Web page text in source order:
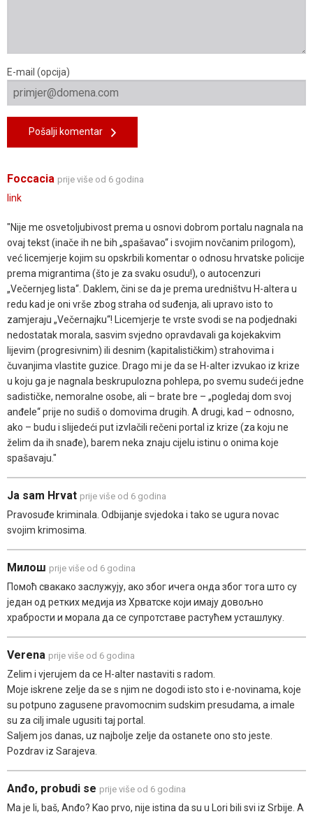
E-mail (opcija)
Pošalji komentar
Foccacia prije više od 6 godina
link
"Nije me osvetoljubivost prema u osnovi dobrom portalu nagnala na
ovaj tekst (inače ih ne bih „spašavao“ i svojim novčanim prilogom),
već licemjerje kojim su opskrbili komentar o odnosu hrvatske policije
prema migrantima (što je za svaku osudu!), o autocenzuri
„Večernjeg lista“. Daklem, čini se da je prema uredništvu H-altera u
redu kad je oni vrše zbog straha od suđenja, ali upravo isto to
zamjeraju „Večernajku“! Licemjerje te vrste svodi se na podjednaki
nedostatak morala, sasvim svjedno opravdavali ga kojekakvim
lijevim (progresivnim) ili desnim (kapitalističkim) strahovima i
čuvanjima vlastite guzice. Drago mi je da se H-alter izvukao iz krize
u koju ga je nagnala beskrupulozna pohlepa, po svemu sudeći jedne
sadističke, nemoralne osobe, ali – brate bre – „pogledaj dom svoj
anđele“ prije no sudiš o domovima drugih. A drugi, kad – odnosno,
ako – budu i slijedeći put izvlačili rečeni portal iz krize (za koju ne
želim da ih snađe), barem neka znaju cijelu istinu o onima koje
spašavaju."
Ja sam Hrvat prije više od 6 godina
Pravosuđe kriminala. Odbijanje svjedoka i tako se ugura novac
svojim krimosima.
Милош prije više od 6 godina
Помоћ свакако заслужују, ако због ичега онда због тога што су
један од ретких медија из Хрватске који имају довољно
храбрости и морала да се супротставе растућем усташлуку.
Verena prije više od 6 godina
Zelim i vjerujem da ce H-alter nastaviti s radom.
Moje iskrene zelje da se s njim ne dogodi isto sto i e-novinama, koje
su potpuno zagusene pravomocnim sudskim presudama, a imale
su za cilj imale ugusiti taj portal.
Saljem jos danas, uz najbolje zelje da ostanete ono sto jeste.
Pozdrav iz Sarajeva.
Anđo, probudi se prije više od 6 godina
Ma je li, baš, Anđo? Kao prvo, nije istina da su u Lori bili svi iz Srbije. A